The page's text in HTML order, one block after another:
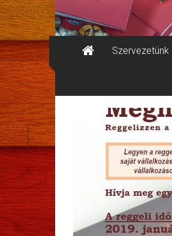
Szervezetünk